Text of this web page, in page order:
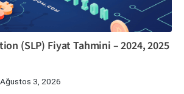
(SLP) Fiyat Tahmini – 2024, 2025
Ağustos 3, 2026